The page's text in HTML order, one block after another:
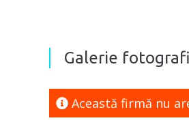
Galerie
Această firmă nu